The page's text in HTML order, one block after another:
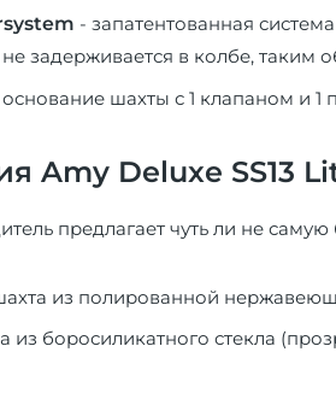
- запатентованная
задерживается в колбе, таким
шахты с 1 клапаном и 1
Amy Deluxe SS13
предлагает чуть ли не
из полированной
из боросиликатного стекла